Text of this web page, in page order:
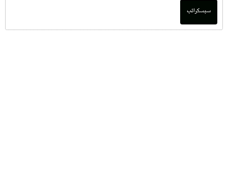
سبسکرائب